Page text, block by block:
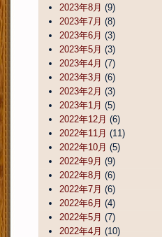
2023年8月 (9)
2023年7月 (8)
2023年6月 (3)
2023年5月 (3)
2023年4月 (7)
2023年3月 (6)
2023年2月 (3)
2023年1月 (5)
2022年12月 (6)
2022年11月 (11)
2022年10月 (5)
2022年9月 (9)
2022年8月 (6)
2022年7月 (6)
2022年6月 (4)
2022年5月 (7)
2022年4月 (10)